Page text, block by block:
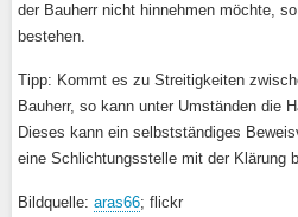
der Bauherr nicht hinnehmen möchte,
bestehen.
Tipp: Kommt es zu Streitigkeiten
Bauherr, so kann unter Umständen die
Dieses kann ein selbstständiges
eine Schlichtungsstelle mit der Klärung
Bildquelle: aras66; flickr